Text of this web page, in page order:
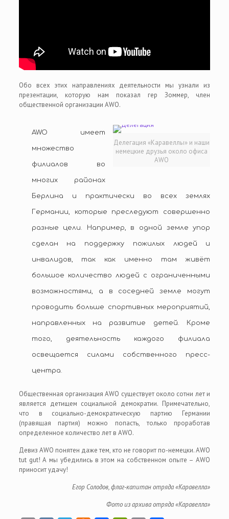
Обо всех этих направлениях деятельности мы узнали из
презентации, которую нам показал гер Зоммер, член
общественной организации AWO.
Делегация «Каравеллы» и наши
немецкие друзья около офиса
AWO
AWO имеет
множество
филиалов во
многих районах
Берлина и практически во всех землях
Германии, которые преследуют совершенно
разные цели. Например, в одной земле упор
сделан на поддержку пожилых людей и
инвалидов, так как именно там живёт
большое количество людей с ограниченными
возможностями, а в соседней земле могут
проводить больше спортивных мероприятий,
направленных на развитие детей. Кроме
того, деятельность каждого филиала
освещается силами собственного пресс-
центра.
Общественная организация AWO существует около сотни лет и
является детищем социальной демократии. Примечательно,
что в социально-демократическую партию Германии
(правящая партия) можно попасть, только проработав
определенное количество лет в AWO.
Девиз AWO понятен даже тем, кто не говорит по-немецки. AWO
tut gut! А мы убедились в этом на собственном опыте – AWO
приносит удачу!
Егор Солодов, флаг-капитан отряда «Каравелла»
Фото из архива отряда «Каравелла»